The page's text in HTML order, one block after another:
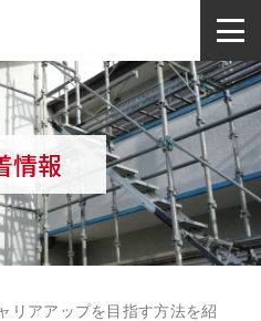
情報
リアアップを目指す方法を紹